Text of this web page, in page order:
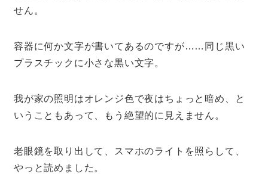
せん。
容器に何か文字が書いてあるのですが……同じ黒い
プラスチックに小さな黒い文字。
我が家の照明はオレンジ色で夜はちょっと暗め、と
いうこともあって、もう絶望的に見えません。
老眼鏡を取り出して、スマホのライトを照らして、
やっと読めました。